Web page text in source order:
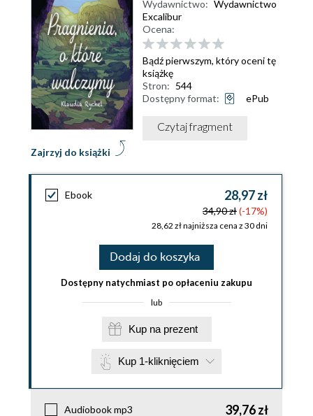
Zajrzyj do książki
Wydawnictwo: Wydawnictwo
Excalibur
Ocena:
Bądź pierwszym, który oceni tę
książkę
Stron: 544
Dostępny format:
ePub
Czytaj fragment
Ebook 28,97 zł
34,90 zł(-17%)
28,62 zł najniższa cena z 30 dni
Dodaj do koszyka
Dostępny natychmiast po opłaceniu zakupu
lub
Kup na prezent
Kup 1-kliknięciem
Audiobook mp3 39,76 zł